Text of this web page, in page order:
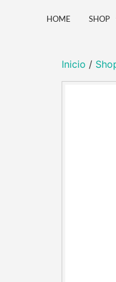
HOME SHOP
Inicio /